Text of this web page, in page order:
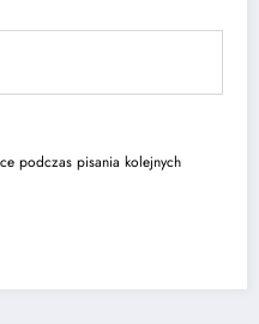
podczas pisania kolejnych